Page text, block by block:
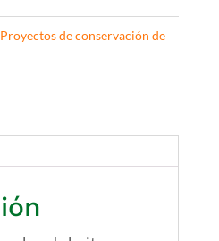
Proyectos de conservación de